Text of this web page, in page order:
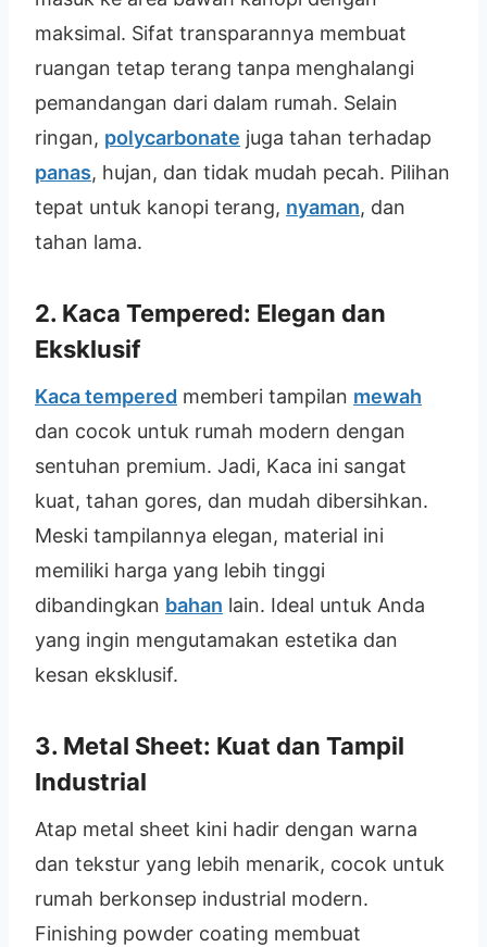
maksimal. Sifat transparannya membuat
ruangan tetap terang tanpa menghalangi
pemandangan dari dalam rumah. Selain
ringan, polycarbonate juga tahan terhadap
panas, hujan, dan tidak mudah pecah. Pilihan
tepat untuk kanopi terang, nyaman, dan
tahan lama.
2. Kaca Tempered: Elegan dan
Eksklusif
Kaca tempered memberi tampilan mewah
dan cocok untuk rumah modern dengan
sentuhan premium. Jadi, Kaca ini sangat
kuat, tahan gores, dan mudah dibersihkan.
Meski tampilannya elegan, material ini
memiliki harga yang lebih tinggi
dibandingkan bahan lain. Ideal untuk Anda
yang ingin mengutamakan estetika dan
kesan eksklusif.
3. Metal Sheet: Kuat dan Tampil
Industrial
Atap metal sheet kini hadir dengan warna
dan tekstur yang lebih menarik, cocok untuk
rumah berkonsep industrial modern.
Finishing powder coating membuat